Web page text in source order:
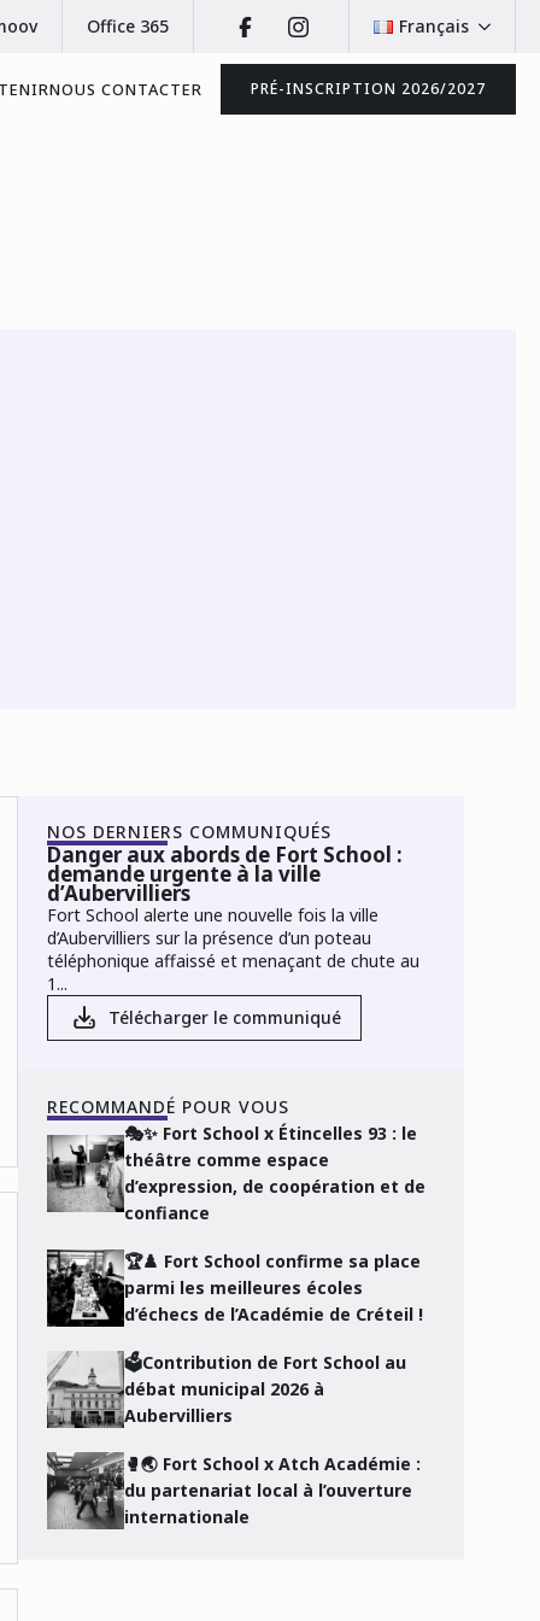
Office 365 Français
NOUS CONTACTER PRÉ-INSCRIPTION 2026/2027
NOS DERNIERS COMMUNIQUÉS
Danger aux abords de Fort School :
demande urgente à la ville
d’Aubervilliers
Fort School alerte une nouvelle fois la ville
d’Aubervilliers sur la présence d’un poteau
téléphonique affaissé et menaçant de chute au
1...
Télécharger le communiqué
RECOMMANDÉ POUR VOUS
🎭✨ Fort School x Étincelles 93 : le
théâtre comme espace
d’expression, de coopération et de
confiance
🏆♟️ Fort School confirme sa place
parmi les meilleures écoles
d’échecs de l’Académie de Créteil !
🗳️Contribution de Fort School au
débat municipal 2026 à
Aubervilliers
🥊🌏 Fort School x Atch Académie :
du partenariat local à l’ouverture
internationale